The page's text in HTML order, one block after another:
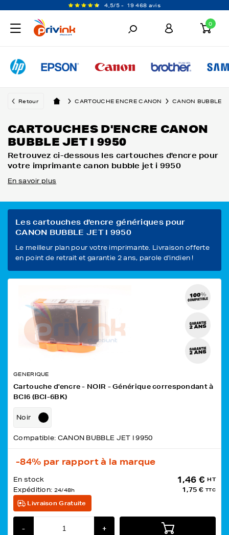
4,5/5 - 19 468 avis
0
Retour CARTOUCHE ENCRE CANON CANON BUBBLE
CARTOUCHES D'ENCRE CANON
BUBBLE JET I 9950
Retrouvez ci-dessous les cartouches d'encre pour
votre imprimante canon bubble jet i 9950
En savoir plus
Les cartouches d'encre génériques pour
CANON BUBBLE JET I 9950
Le meilleur plan pour votre imprimante. Livraison offerte
en point de retrait et garantie 2 ans, parole d'indien !
GENERIQUE
Cartouche d'encre - NOIR - Générique correspondant à
BCI6 (BCI-6BK)
Noir
Compatible: CANON BUBBLE JET I 9950
-84% par rapport à la marque
En stock
Expédition: 24/48h
1,46 € HT
1,75 € TTC
Livraison Gratuite
- +